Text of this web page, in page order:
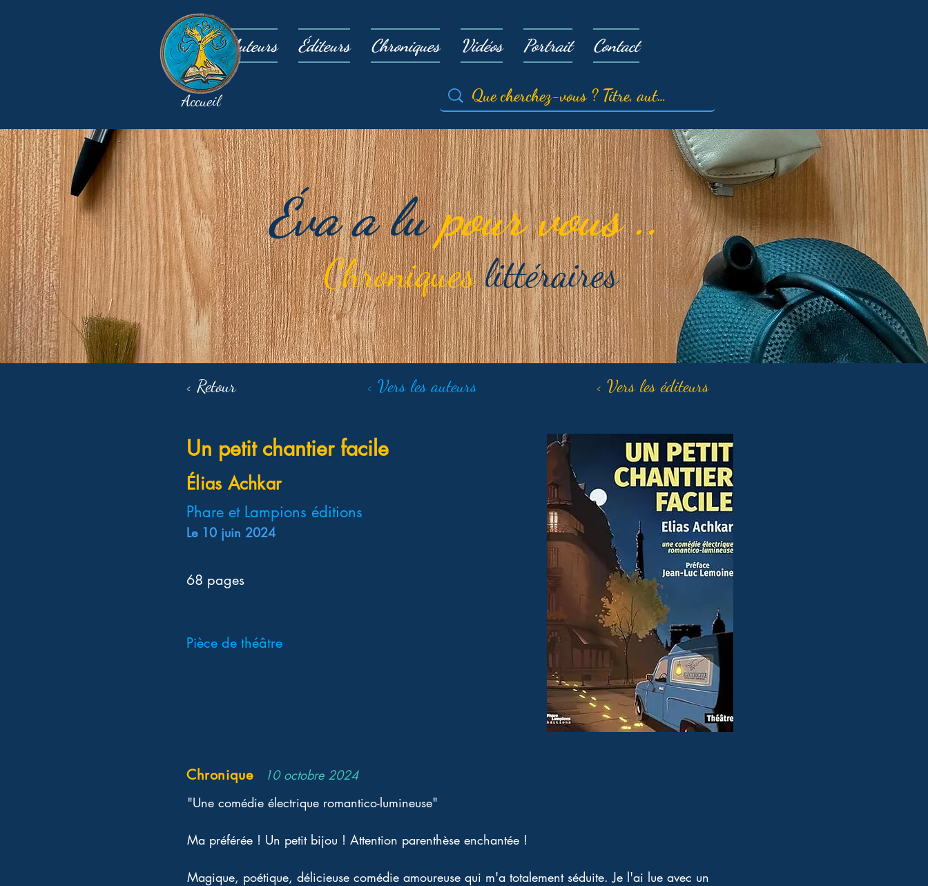
Auteurs Éditeurs Chroniques Vidéos Portrait Contact
Accueil
Éva a lupour vous ..
Chroniqueslittéraires
Un petit chantier facile
Élias Achkar
Phare et Lampions éditions
Le 10 juin 2024
68 pages
Pièce de théâtre
Chronique
10 octobre 2024
"Une comédie électrique romantico-lumineuse"
Ma préférée ! Un petit bijou ! Attention parenthèse enchantée !
Magique, poétique, délicieuse comédie amoureuse qui m'a totalement séduite. Je l'ai lue avec un
< Retour < Vers les auteurs < Vers les éditeurs